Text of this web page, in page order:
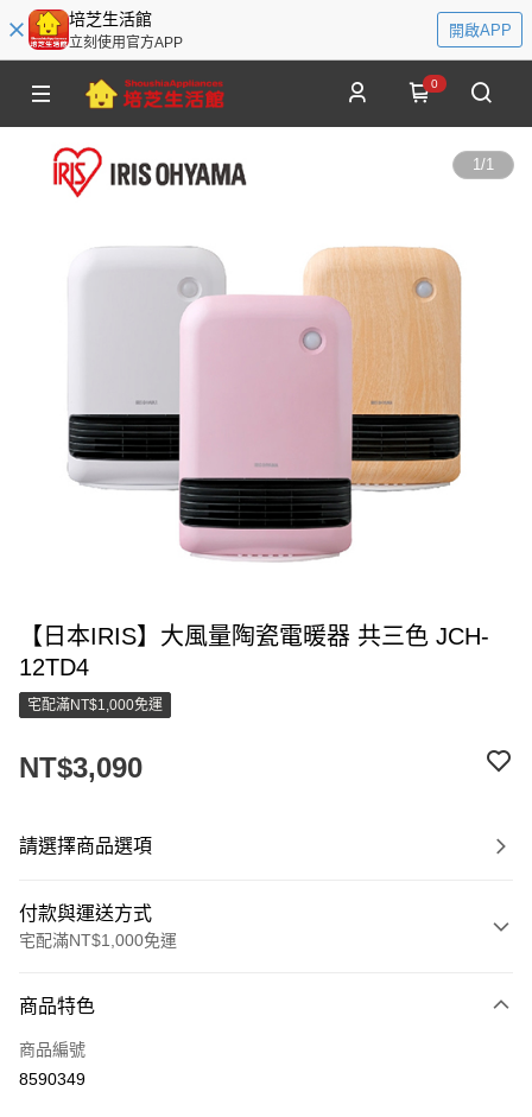
培芝生活館
立刻使用官方APP
開啟APP
0
1/1
【日本IRIS】大風量陶瓷電暖器 共三色 JCH-
12TD4
宅配滿NT$1,000免運
NT$3,090
請選擇商品選項
付款與運送方式
宅配滿NT$1,000免運
信用卡一次付款
LINE Pay
商品特色
商品編號
8590349